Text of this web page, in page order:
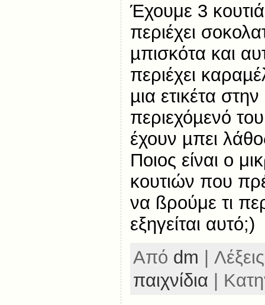
Έχουμε 3
περιέχει
µπισκότα και
περιέχει
µια ετικέτα
περιεχόµενό
έχουν µπει
Ποιος είναι ο
κουτιών που
να ßρούμε τι
εξηγείται αυτό;)
Από dm |
παιχνίδια |